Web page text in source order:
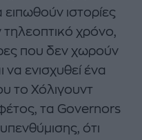
ιστορίες
χρόνο,
που δεν χωρούν
ενισχυθεί ένα
το Χόλιγουντ
τα Governors
ότι